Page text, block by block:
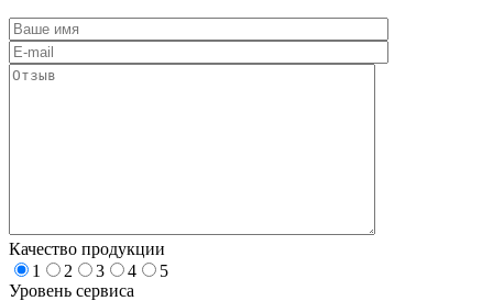
Качество продукции
1
2 3 4
5
Уровень сервиса